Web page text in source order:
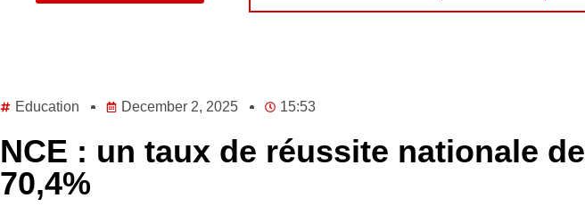
Education December 2, 2025 15:53
NCE : un taux de réussite nationale de
70,4%